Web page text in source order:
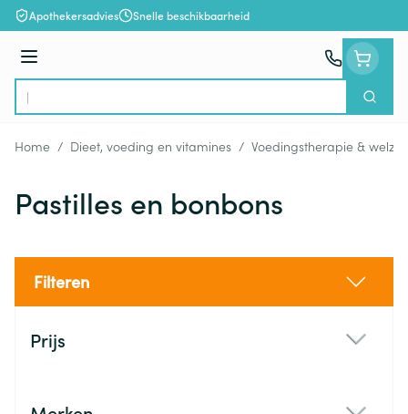
Ga naar de inhoud
Apothekersadvies Snelle beschikbaarheid
Menu
Product, merk, categorie...
Zoek
Home / Dieet, voeding en vitamines / Voedingstherapie & welzijn
Pastilles en bonbons
Filteren
Prijs